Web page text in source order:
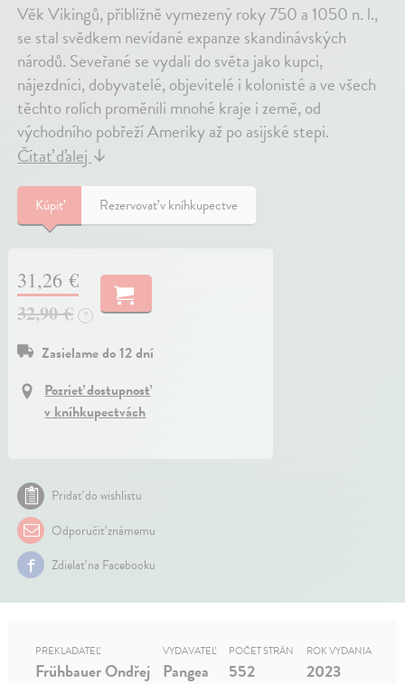
Věk Vikingů, přibližně vymezený roky 750 a 1050 n. l.,
se stal svědkem nevídané expanze skandinávských
národů. Seveřané se vydali do světa jako kupci,
nájezdníci, dobyvatelé, objevitelé i kolonisté a ve všech
těchto rolích proměnili mnohé kraje i země, od
východního pobřeží Ameriky až po asijské stepi.
Čítať ďalej↓
Kúpiť Rezervovať v kníhkupectve
31,26 €
32,90 €
?
Zasielame do 12 dní
Pozrieť dostupnosť
v kníhkupectvách
Pridať do wishlistu
Odporučiť známemu
Zdielať na Facebooku
PREKLADATEĽ
Frühbauer Ondřej
VYDAVATEĽ
Pangea
POČET STRÁN
552
ROK VYDANIA
2023